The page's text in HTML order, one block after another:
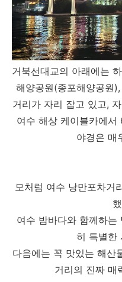
거북선대교의 아래에는
해양공원(종포해양공원
거리가 자리 잡고 있고,
여수 해상 케이블카에서
야경은 매
모처럼 여수 낭만포차거
여수 밤바다와 함께하는
히 특별한
다음에는 꼭 맛있는 해산
거리의 진짜 매